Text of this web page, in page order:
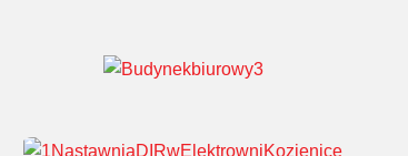
Sortownia „Goźlin Sad”
Budynek biurowy